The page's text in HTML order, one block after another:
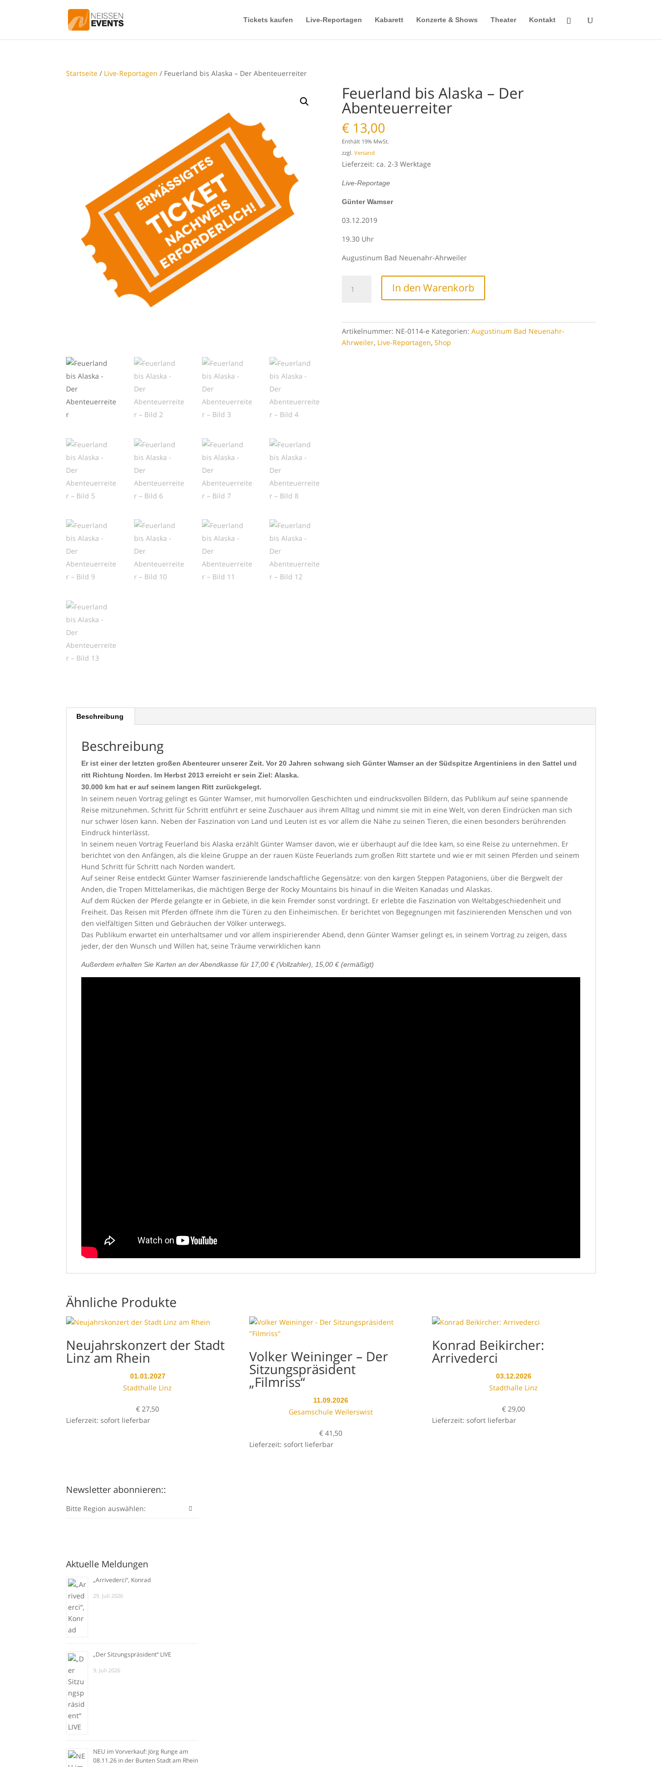
Tickets kaufen Live-Reportagen Kabarett Konzerte & Shows Theater Kontakt
Startseite / Live-Reportagen / Feuerland bis Alaska – Der Abenteuerreiter
Feuerland bis Alaska – Der
Abenteuerreiter
€13,00
Enthält 19% MwSt.
zzgl. Versand
Lieferzeit: ca. 2-3 Werktage
Live-Reportage
Günter Wamser
03.12.2019
19.30 Uhr
Augustinum Bad Neuenahr-Ahrweiler
Abenteuerreiter
Menge
In den Warenkorb
Artikelnummer: NE-0114-e Kategorien: Augustinum Bad Neuenahr-
Ahrweiler, Live-Reportagen, Shop
Beschreibung
Beschreibung
Er ist einer der letzten großen Abenteurer unserer Zeit. Vor 20 Jahren schwang sich Günter Wamser an der Südspitze Argentiniens in den Sattel und
ritt Richtung Norden. Im Herbst 2013 erreicht er sein Ziel: Alaska.
30.000 km hat er auf seinem langen Ritt zurückgelegt.
In seinem neuen Vortrag gelingt es Günter Wamser, mit humorvollen Geschichten und eindrucksvollen Bildern, das Publikum auf seine spannende
Reise mitzunehmen. Schritt für Schritt entführt er seine Zuschauer aus ihrem Alltag und nimmt sie mit in eine Welt, von deren Eindrücken man sich
nur schwer lösen kann. Neben der Faszination von Land und Leuten ist es vor allem die Nähe zu seinen Tieren, die einen besonders berührenden
Eindruck hinterlässt.
In seinem neuen Vortrag Feuerland bis Alaska erzählt Günter Wamser davon, wie er überhaupt auf die Idee kam, so eine Reise zu unternehmen. Er
berichtet von den Anfängen, als die kleine Gruppe an der rauen Küste Feuerlands zum großen Ritt startete und wie er mit seinen Pferden und seinem
Hund Schritt für Schritt nach Norden wandert.
Auf seiner Reise entdeckt Günter Wamser faszinierende landschaftliche Gegensätze: von den kargen Steppen Patagoniens, über die Bergwelt der
Anden, die Tropen Mittelamerikas, die mächtigen Berge der Rocky Mountains bis hinauf in die Weiten Kanadas und Alaskas.
Auf dem Rücken der Pferde gelangte er in Gebiete, in die kein Fremder sonst vordringt. Er erlebte die Faszination von Weltabgeschiedenheit und
Freiheit. Das Reisen mit Pferden öffnete ihm die Türen zu den Einheimischen. Er berichtet von Begegnungen mit faszinierenden Menschen und von
den vielfältigen Sitten und Gebräuchen der Völker unterwegs.
Das Publikum erwartet ein unterhaltsamer und vor allem inspirierender Abend, denn Günter Wamser gelingt es, in seinem Vortrag zu zeigen, dass
jeder, der den Wunsch und Willen hat, seine Träume verwirklichen kann
Außerdem erhalten Sie Karten an der Abendkasse für 17,00 € (Vollzahler), 15,00 € (ermäßigt)
Ähnliche Produkte
Neujahrskonzert der Stadt
Linz am Rhein
01.01.2027
Stadthalle Linz
€ 27,50
Lieferzeit: sofort lieferbar
Volker Weininger – Der
Sitzungspräsident
„Filmriss“
11.09.2026
Gesamschule Weilerswist
€41,50
Lieferzeit: sofort lieferbar
Konrad Beikircher:
Arrivederci
03.12.2026
Stadthalle Linz
€ 29,00
Lieferzeit: sofort lieferbar
Newsletter abonnieren::
Bitte Region auswählen:
Aktuelle Meldungen
„Arrivederci“, Konrad
29. Juli 2026
„Der Sitzungspräsident“ LIVE
9. Juli 2026
NEU im Vorverkauf: Jörg Runge am
08.11.26 in der Bunten Stadt am Rhein